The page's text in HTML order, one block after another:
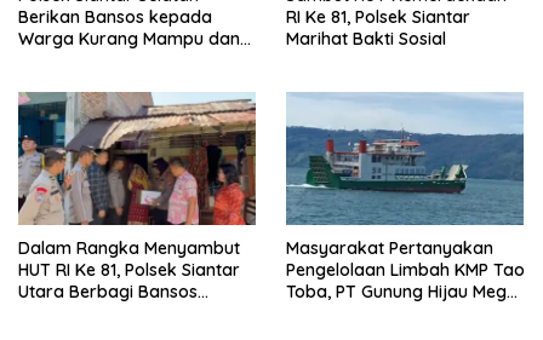
Berikan Bansos kepada
Warga Kurang Mampu dan
RI Ke 81, Polsek Siantar
Marihat Bakti Sosial
Dalam Rangka Menyambut
HUT RI Ke 81, Polsek Siantar
Utara Berbagi Bansos
Masyarakat Pertanyakan
Pengelolaan Limbah KMP Tao
Toba, PT Gunung Hijau Mega